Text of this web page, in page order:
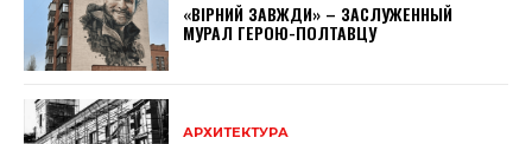
«ВІРНИЙ ЗАВЖДИ» – ЗАСЛУЖЕННЫЙ
МУРАЛ ГЕРОЮ-ПОЛТАВЦУ
АРХИТЕКТУРА